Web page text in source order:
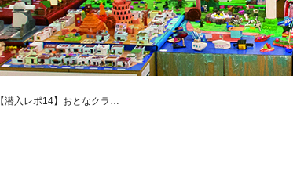
【潜入レポ14】おとなクラ…